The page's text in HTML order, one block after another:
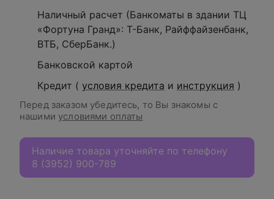
Наличный расчет (Банкоматы в здании ТЦ
«Фортуна Гранд»: Т-Банк, Райффайзенбанк,
ВТБ, СберБанк.)
Банковской картой
Кредит ( условия кредита и инструкция )
Перед заказом убедитесь, то Вы знакомы с
нашими условиями оплаты
Наличие товара уточняйте по телефону
8 (3952) 900-789